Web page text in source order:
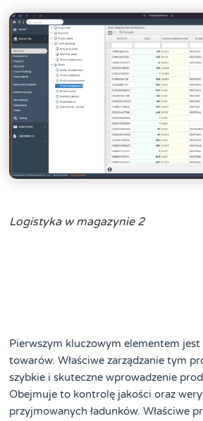
Logistyka w magazynie 2
Pierwszym kluczowym elementem
towarów. Właściwe zarządzanie tym
szybkie i skuteczne wprowadzenie
Obejmuje to kontrolę jakości oraz
przyjmowanych ładunków. Właściwe